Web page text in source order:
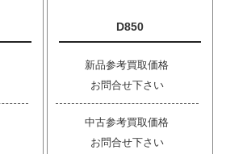
D850
新品参考買取価格
お問合せ下さい
中古参考買取価格
お問合せ下さい